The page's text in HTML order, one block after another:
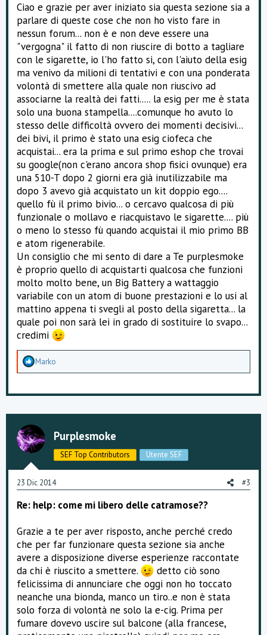
Ciao e grazie per aver iniziato sia questa sezione sia a
parlare di queste cose che non ho visto fare in
nessun forum... non è e non deve essere una
"vergogna" il fatto di non riuscire di botto a tagliare
con le sigarette, io l'ho fatto si, con l'aiuto della esig
ma venivo da milioni di tentativi e con una ponderata
volontà di smettere alla quale non riuscivo ad
associarne la realtà dei fatti..... la esig per me è stata
solo una buona stampella....comunque ho avuto lo
stesso delle difficoltà ovvero dei momenti decisivi...
dei bivi, il primo è stato una esig ciofeca che
acquistai... era la prima e sul primo eshop che trovai
su google(non c'erano ancora shop fisici ovunque) era
una 510-T dopo 2 giorni era già inutilizzabile ma
dopo 3 avevo già acquistato un kit doppio ego....
quello fù il primo bivio... o cercavo qualcosa di più
funzionale o mollavo e riacquistavo le sigarette.... più
o meno lo stesso fù quando acquistai il mio primo BB
e atom rigenerabile.
Un consiglio che mi sento di dare a Te purplesmoke
è proprio quello di acquistarti qualcosa che funzioni
molto molto bene, un Big Battery a wattaggio
variabile con un atom di buone prestazioni e lo usi al
mattino appena ti svegli al posto della sigaretta... la
quale poi non sarà lei in grado di sostituire lo svapo...
credimi
A
e
a
m
e
n
t
:
Marko
Purplesmoke
SEF Top Contributors Utente SEF
23 Dic 2014 #3
Re: help: come mi libero delle catramose??
Grazie a te per aver risposto, anche perché credo
che per far funzionare questa sezione sia anche
avere a disposizione diverse esperienze raccontate
da chi è riuscito a smettere.
detto ciò sono
felicissima di annunciare che oggi non ho toccato
neanche una bionda, manco un tiro..e non è stata
solo forza di volontà ne solo la e-cig. Prima per
fumare dovevo uscire sul balcone (alla francese,